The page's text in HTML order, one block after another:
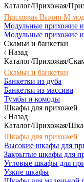
Каталог/Прихожая/
Прихожая Вилия-М
Модульные прихожие
Модульные прихожие
Скамьи и банкетки
Назад
Каталог/Прихожая/
Скамьи и банкетки
Банкетки из дуба
Банкетки из массива
Тумбы и комоды
Шкафы для прихожей
Назад
Каталог/Прихожая/
Шкафы для прихожей
Высокие шкафы для
Закрытые шкафы для
Угловые шкафы для
Узкие шкафы